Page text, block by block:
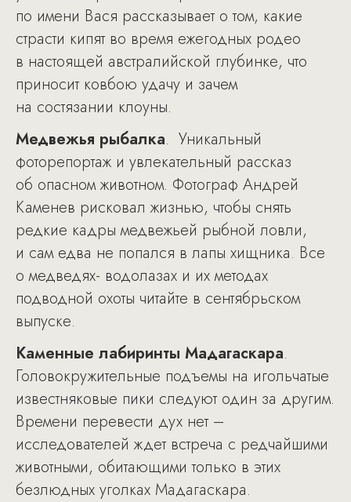
по имени Вася рассказывает о том, какие
страсти кипят во время ежегодных родео
в настоящей австралийской глубинке, что
приносит ковбою удачу и зачем
на состязании клоуны.
Медвежья рыбалка. Уникальный
фоторепортаж и увлекательный рассказ
об опасном животном. Фотограф Андрей
Каменев рисковал жизнью, чтобы снять
редкие кадры медвежьей рыбной ловли,
и сам едва не попался в лапы хищника. Все
о медведях- водолазах и их методах
подводной охоты читайте в сентябрьском
выпуске.
Каменные лабиринты Мадагаскара.
Головокружительные подъемы на игольчатые
известняковые пики следуют один за другим.
Времени перевести дух нет –
исследователей ждет встреча с редчайшими
животными, обитающими только в этих
безлюдных уголках Мадагаскара.